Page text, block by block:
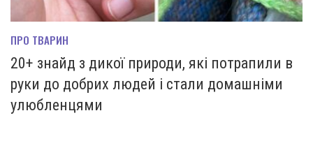
ПРО ТВАРИН
20+ знайд з дикої природи, які потрапили в
руки до добрих людей і стали домашніми
улюбленцями